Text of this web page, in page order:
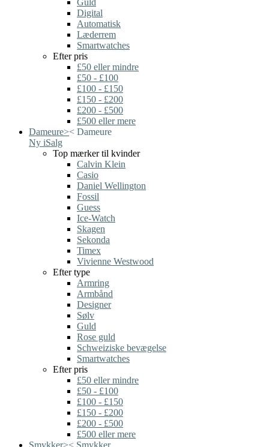
Guld
Digital
Automatisk
Læderrem
Smartwatches
Efter pris
£50 eller mindre
£50 - £100
£100 - £150
£150 - £200
£200 - £500
£500 eller mere
Dameure>< Dameure
Ny iSalg
Top mærker til kvinder
Calvin Klein
Casio
Daniel Wellington
Fossil
Guess
Ice-Watch
Skagen
Sekonda
Timex
Vivienne Westwood
Efter type
Armring
Armbånd
Designer
Sølv
Guld
Rose guld
Schweiziske bevægelse
Smartwatches
Efter pris
£50 eller mindre
£50 - £100
£100 - £150
£150 - £200
£200 - £500
£500 eller mere
Smykker>< Smykker